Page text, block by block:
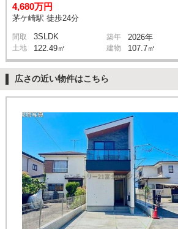
4,680万円
茅ケ崎駅 徒歩24分
間取 3SLDK 築年 2026年
土地 122.49㎡ 建物 107.7㎡
広さの近い物件はこちら